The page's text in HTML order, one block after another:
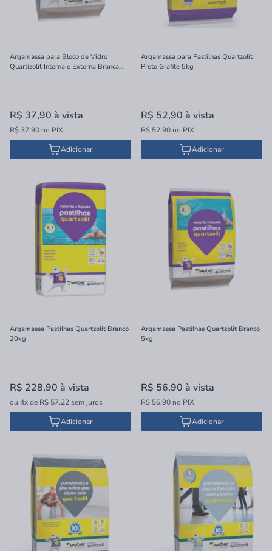
Argamassa para Bloco de Vidro
Quartizolit Interna e Externa Branca
R$ 37,90 à vista
R$ 37,90 no PIX
Adicionar
Argamassa para Pastilhas Quartzolit
Preto Grafite 5kg
R$ 52,90 à vista
R$ 52,90 no PIX
Adicionar
Argamassa Pastilhas Quartzolit Branco
20kg
R$ 228,90 à vista
ou 4xde R$ 57,22sem juros
Adicionar
Argamassa Pastilhas Quartzolit Branco
5kg
R$ 56,90 à vista
R$ 56,90 no PIX
Adicionar